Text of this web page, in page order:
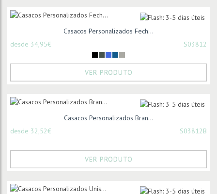
Casacos Personalizados Fech...
desde 34,95€
S03812
VER PRODUTO
Casacos Personalizados Bran...
desde 32,52€
S03812B
VER PRODUTO